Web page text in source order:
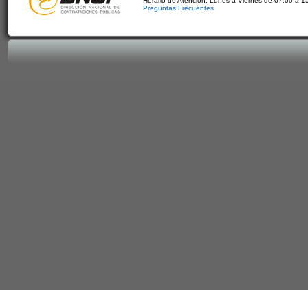
Preguntas Frecuentes